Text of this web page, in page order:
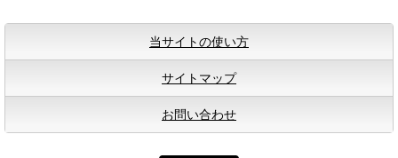
当サイトの使い方
サイトマップ
お問い合わせ